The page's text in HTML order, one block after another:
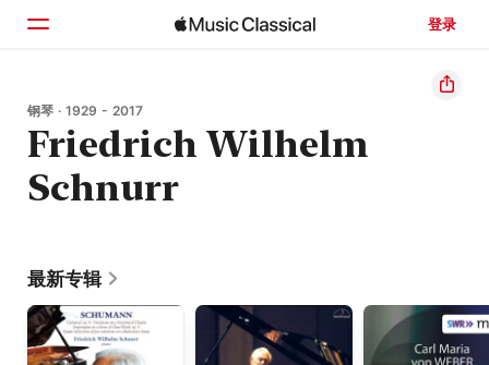
登录
主页
浏览
搜索
钢琴 · 1929 - 2017
Friedrich Wilhelm
Schnurr
最新专辑